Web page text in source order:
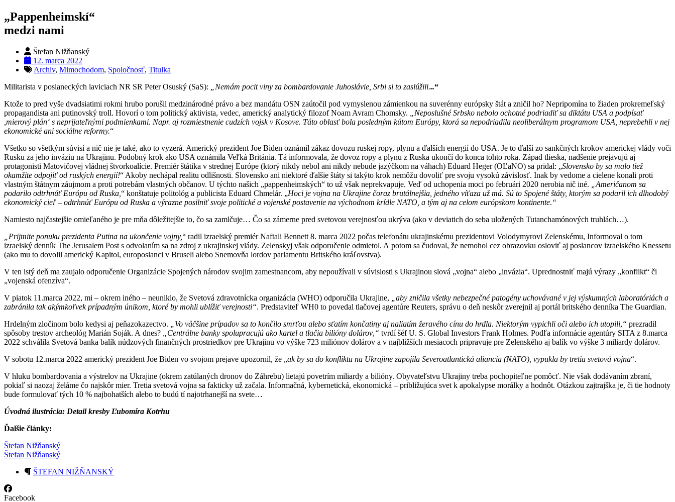
„Pappenheimskí“
medzi nami
Štefan Nižňanský
12. marca 2022
Archiv, Mimochodom, Spoločnosť, Titulka
Militarista v poslaneckých laviciach NR SR Peter Osuský (SaS): Nemám pocit viny za bombardovanie Juhoslávie, Srbi si to zaslúžili...“
Ktože to pred vyše dvadsiatimi rokmi hrubo porušil medzinárodné právo a bez mandátu OSN zaútočil pod vymyslenou zámienkou na suverénny európsky štát a zničil ho? Nepripomína to žiaden prokremeľský
propagandista ani putinovský troll. Hovorí o tom politický aktivista, vedec, americký analytický filozof Noam Avram Chomsky.
„Neposlušné Srbsko nebolo ochotné podriadiť sa diktátu USA a podpísať
,mierový plán‘ s neprijateľnými podmienkami. Napr. aj rozmiestnenie cudzích vojsk v Kosove. Táto oblasť bola posledným kútom Európy, ktorá sa nepodriadila neoliberálnym programom USA, neprebehli v nej
ekonomické ani sociálne reformy.“
Všetko so všetkým súvisí a nič nie je také, ako to vyzerá. Americký prezident Joe Biden oznámil zákaz dovozu ruskej ropy, plynu a ďalších energií do USA. Je to ďalší zo sankčných krokov americkej vlády voči
Rusku za jeho inváziu na Ukrajinu. Podobný krok ako USA oznámila Veľká Británia. Tá informovala, že dovoz ropy a plynu z Ruska ukončí do konca tohto roka. Západ tlieska, nadšenie prejavujú aj
protagonisti Matovičovej vládnej štvorkoalície. Premiér štátika v strednej Európe (ktorý nikdy nebol ani nikdy nebude jazýčkom na váhach) Eduard Heger (OĽaNO) sa pridal: „Slovensko by sa malo tiež
okamžite odpojiť od ruských energií!“ Akoby nechápal realitu odlišnosti. Slovensko ani niektoré ďalšie štáty si takýto krok nemôžu dovoliť pre svoju vysokú závislosť. Inak by vedome a cielene konali proti
vlastným štátnym záujmom a proti potrebám vlastných občanov. U týchto našich „pappenheimských“ to už však neprekvapuje. Veď od uchopenia moci po februári 2020 nerobia nič iné.
Američanom sa
podarilo odtrhnúť Európu od Ruska, “ konštatuje politológ a publicista Eduard Chmelár. „Hoci je vojna na Ukrajine čoraz brutálnejšia, jedného víťaza už má. Sú to Spojené štáty, ktorým sa podaril ich dlhodobý
ekonomický cieľ – odtrhnúť Európu od Ruska a výrazne posilniť svoje politické a vojenské postavenie na východnom krídle NATO, a tým aj na celom európskom kontinente.“
Namiesto najčastejšie omieľaného je pre mňa dôležitejšie to, čo sa zamlčuje… Čo sa zámerne pred svetovou verejnosťou ukrýva (ako v deviatich do seba uložených Tutanchamónových truhlách…).
Prijmite ponuku prezidenta Putina na ukončenie vojny,“ radil izraelský premiér Naftali Bennett 8. marca 2022 počas telefonátu ukrajinskému prezidentovi Volodymyrovi Zelenskému, Informoval o tom
izraelský denník The Jerusalem Post s odvolaním sa na zdroj z ukrajinskej vlády. Zelenskyj však odporučenie odmietol. A potom sa čudoval, že nemohol cez obrazovku osloviť aj poslancov izraelského Knessetu
(ako mu to dovolil americký Kapitol, europoslanci v Bruseli alebo Snemovňa lordov parlamentu Britského kráľovstva).
V ten istý deň ma zaujalo odporučenie Organizácie Spojených národov svojim zamestnancom, aby nepoužívali v súvislosti s Ukrajinou slová „vojna“ alebo „invázia“. Uprednostniť majú výrazy „konflikt“ či
„vojenská ofenzíva“.
V piatok 11.marca 2022, mi – okrem iného – neuniklo, že Svetová zdravotnícka organizácia (WHO) odporučila Ukrajine,
aby zničila všetky nebezpečné patogény uchovávané v jej výskumných laboratóriách a
zabránila tak akýmkoľvek prípadným únikom, ktoré by mohli ublížiť verejnosti“. Predstaviteľ WH0 to povedal tlačovej agentúre Reuters, správu o deň neskôr zverejnil aj portál britského denníka The Guardian.
Hrdelným zločinom bolo kedysi aj peňazokazectvo.
Vo väčšine prípadov sa to končilo smrťou alebo sťatím končatiny aj naliatím žeravého cínu do hrdla. Niektorým vypichli oči alebo ich utopili,“ prezradil
spôsoby trestov archeológ Marián Soják. A dnes?
Centrálne banky spolupracujú ako kartel a tlačia bilióny dolárov,“ tvrdí šéf U. S. Global Investors Frank Holmes. Podľa informácie agentúry SITA z 8.marca
2022 schválila Svetová banka balík núdzových finančných prostriedkov pre Ukrajinu vo výške 723 miliónov dolárov a v najbližších mesiacoch pripravuje pre Zelenského aj balík vo výške 3 miliardy dolárov.
V sobotu 12.marca 2022 americký prezident Joe Biden vo svojom prejave upozornil, že „ak by sa do konfliktu na Ukrajine zapojila Severoatlantická aliancia (NATO), vypukla by tretia svetová vojna“.
V hluku bombardovania a výstrelov na Ukrajine (okrem zatúlaných dronov do Záhrebu) lietajú povetrím miliardy a bilióny. Obyvateľstvu Ukrajiny treba pochopiteľne pomôcť. Nie však dodávaním zbraní,
pokiaľ si naozaj želáme čo najskôr mier. Tretia svetová vojna sa fakticky už začala. Informačná, kybernetická, ekonomická – približujúca svet k apokalypse morálky a hodnôt. Otázkou zajtrajška je, či tie hodnoty
bude formulovať tých 10 % najbohatších alebo to budú tí najotrhanejší na svete…
Úvodná ilustrácia: Detail kresby Ľubomíra Kotrhu
Ďalšie články:
Štefan Nižňanský
Štefan Nižňanský
ŠTEFAN NIŽŇANSKÝ
Facebook